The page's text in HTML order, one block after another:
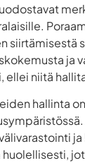
siirtämisestä
ja
ellei niitä
hallinta